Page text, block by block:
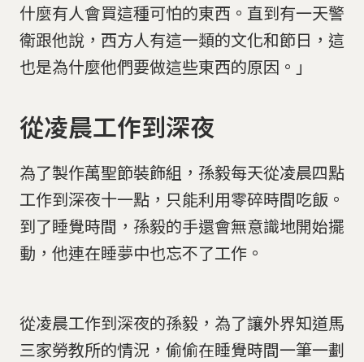
什麼有人會買這種可怕的東西。直到有一天警
衛跟他說，西方人有這一類的文化和節日，這
也是為什麼他們要做這些東西的原因。」
從凌晨工作到深夜
為了製作萬聖節裝飾組，孫毅每天從凌晨四點
工作到深夜十一點，只能利用零碎時間吃飯。
到了睡覺時間，孫毅的手還會無意識地開始擺
動，他連在睡夢中也忘不了工作。
從凌晨工作到深夜的孫毅，為了讓外界知道馬
三家勞教所的情況，偷偷在睡覺時間一筆一劃